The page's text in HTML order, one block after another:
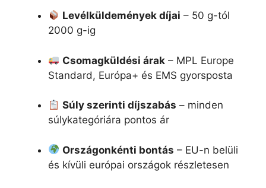
Levélküldemények díjai – 50 g-tól
2000 g-ig
Csomagküldési árak – MPL Europe
Standard, Európa+ és EMS gyorsposta
Súly szerinti díjszabás – minden
súlykategóriára pontos ár
Országonkénti bontás – EU-n belüli
és kívüli európai országok részletesen